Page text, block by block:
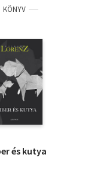
KÖNYV
és kutya